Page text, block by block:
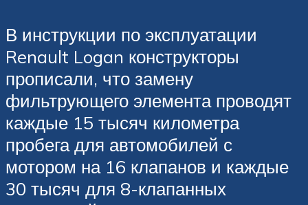
В инструкции по эксплуатации
Renault Logan конструкторы
прописали, что замену
фильтрующего элемента проводят
каждые 15 тысяч километра
пробега для автомобилей с
мотором на 16 клапанов и каждые
30 тысяч для 8-клапанных